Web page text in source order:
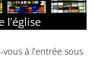
à l’entrée sous